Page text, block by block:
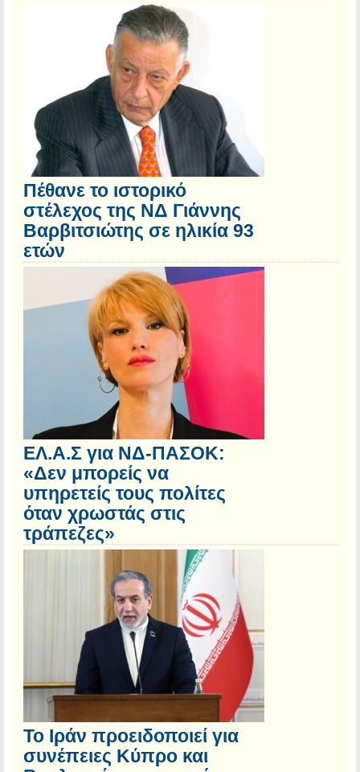
Πέθανε το ιστορικό
στέλεχος της ΝΔ Γιάννης
Βαρβιτσιώτης σε ηλικία 93
ετών
ΕΛ.Α.Σ για ΝΔ-ΠΑΣΟΚ:
«Δεν μπορείς να
υπηρετείς τους πολίτες
όταν χρωστάς στις
τράπεζες»
Το Ιράν προειδοποιεί για
συνέπειες Κύπρο και